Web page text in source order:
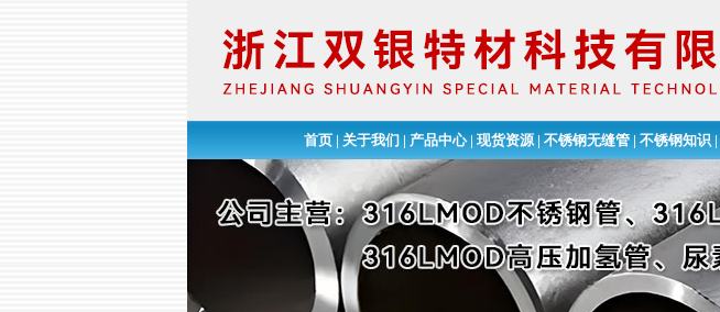
首页 | 关于我们 | 产品中心| 现货资源| 不锈钢无缝管 | 不锈钢知识 |